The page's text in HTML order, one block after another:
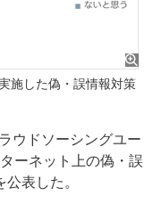
施した偽・誤情報対策
ウドソーシングユー
ーネット上の偽・誤
表した。